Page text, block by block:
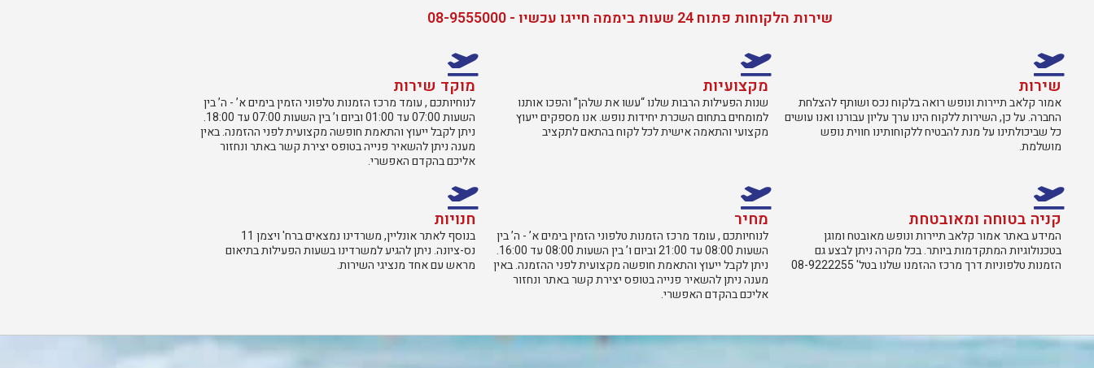
שירות הלקוחות פתוח 24 שעות ביממה חייגו עכשיו - 08-9555000
שירות
אמור קלאב תיירות ונופש רואה בלקוח נכס ושותף להצלחת
החברה. על כן, השירות ללקוח הינו ערך עליון עבורנו ואנו עושים
כל שביכולתינו על מנת להבטיח ללקוחותינו חווית נופש
מושלמת.
מקצועיות
שנות הפעילות הרבות שלנו “עשו את שלהן” והפכו אותנו
למומחים בתחום השכרת יחידות נופש. אנו מספקים ייעוץ
מקצועי והתאמה אישית לכל לקוח בהתאם לתקציב
מוקד שירות
לנוחיותכם , עומד מרכז הזמנות טלפוני הזמין בימים א’ - ה’ בין
השעות 07:00 עד 01:00 וביום ו’ בין השעות 07:00 עד 18:00.
ניתן לקבל ייעוץ והתאמת חופשה מקצועית לפני ההזמנה. באין
מענה ניתן להשאיר פנייה בטופס יצירת קשר באתר ונחזור
אליכם בהקדם האפשרי.
קניה בטוחה ומאובטחת
המידע באתר אמור קלאב תיירות ונופש מאובטח ומוגן
בטכנולוגיות המתקדמות ביותר. בכל מקרה ניתן לבצע גם
הזמנות טלפוניות דרך מרכז ההזמנו שלנו בטל' 08-9222255
מחיר
לנוחיותכם , עומד מרכז הזמנות טלפוני הזמין בימים א’ - ה’ בין
השעות 08:00 עד 21:00 וביום ו’ בין השעות 08:00 עד 16:00.
ניתן לקבל ייעוץ והתאמת חופשה מקצועית לפני ההזמנה. באין
מענה ניתן להשאיר פנייה בטופס יצירת קשר באתר ונחזור
אליכם בהקדם האפשרי.
חנויות
בנוסף לאתר אונליין, משרדינו נמצאים ברח' ויצמן 11
נס-ציונה. ניתן להגיע למשרדינו בשעות הפעילות בתיאום
מראש עם אחד מנציגי השירות.​